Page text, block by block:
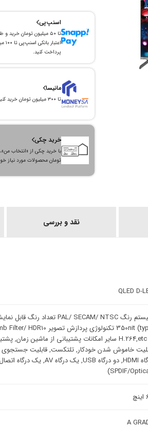
اسنپ‌پی
پرداخت کنید.
مانیسا
تا ۳۰۰ میلیون تومان خرید کنید و طی ۱۸ قسط پرداخت کنید.
خرید چکی
تومان محصولات مورد نیاز
نقد و بررسی
QLED D-
A